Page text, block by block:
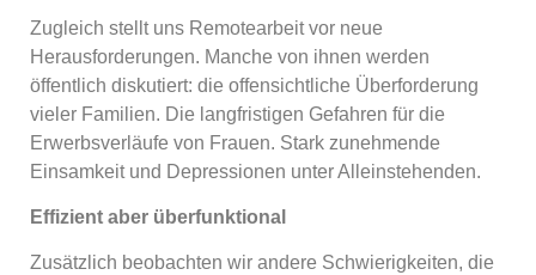
Zugleich stellt uns Remotearbeit vor neue
Herausforderungen. Manche von ihnen werden
öffentlich diskutiert: die offensichtliche Überforderung
vieler Familien. Die langfristigen Gefahren für die
Erwerbsverläufe von Frauen. Stark zunehmende
Einsamkeit und Depressionen unter Alleinstehenden.
Effizient aber überfunktional
Zusätzlich beobachten wir andere Schwierigkeiten, die